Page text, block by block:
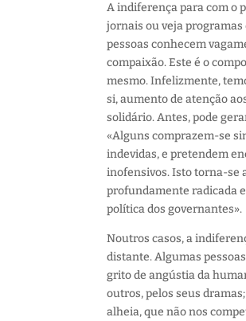
A indiferença para com o
jornais ou veja programas
pessoas conhecem
compaixão. Este é o
mesmo. Infelizmente,
si, aumento de atenção
solidário. Antes, pode
«Alguns comprazem-se
indevidas, e pretendem
inofensivos. Isto torna-se
profundamente radicada
política dos governantes».
Noutros casos, a
distante. Algumas
grito de angústia da
outros, pelos seus
alheia, que não nos